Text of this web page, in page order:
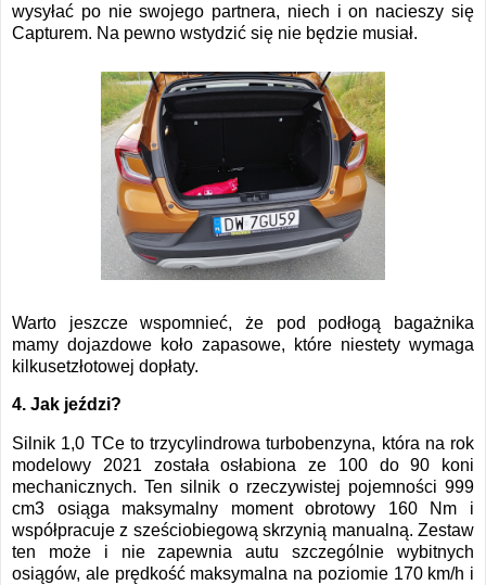
wysyłać po nie swojego partnera, niech i on nacieszy się
Capturem. Na pewno wstydzić się nie będzie musiał.
Warto jeszcze wspomnieć, że pod podłogą bagażnika
mamy dojazdowe koło zapasowe, które niestety wymaga
kilkusetzłotowej dopłaty.
4. Jak jeździ?
Silnik 1,0 TCe to trzycylindrowa turbobenzyna, która na rok
modelowy 2021 została osłabiona ze 100 do 90 koni
mechanicznych. Ten silnik o rzeczywistej pojemności 999
cm3 osiąga maksymalny moment obrotowy 160 Nm i
współpracuje z sześciobiegową skrzynią manualną. Zestaw
ten może i nie zapewnia autu szczególnie wybitnych
osiągów, ale prędkość maksymalna na poziomie 170 km/h i